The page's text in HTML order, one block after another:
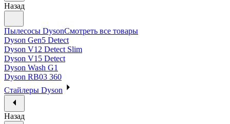
Назад
Пылесосы DysonСмотреть все товары
Dyson Gen5 Detect
Dyson V12 Detect Slim
Dyson V15 Detect
Dyson Wash G1
Dyson RB03 360
Стайлеры Dyson
Назад